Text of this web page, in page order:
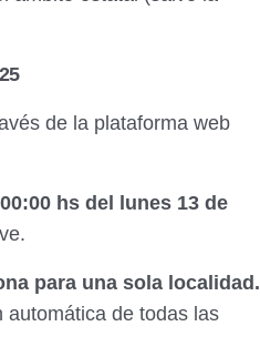
de la plataforma web
hs del lunes 13 de
para una sola localidad.
automática de todas las